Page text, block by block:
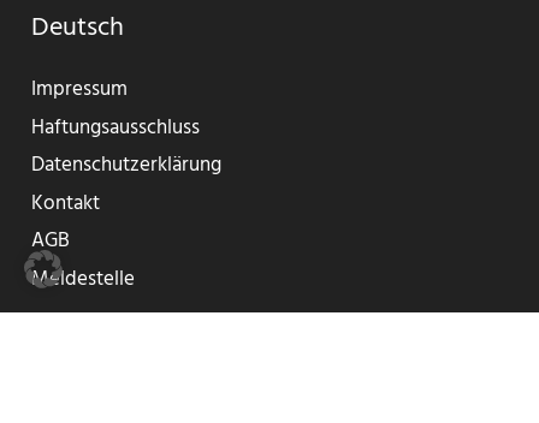
Deutsch
Impressum
Haftungsausschluss
Datenschutzerklärung
Kontakt
AGB
Meldestelle